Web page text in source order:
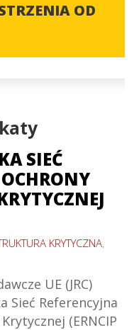
OD
SIEĆ
KRYTYCZNA,
UE (JRC)
Sieć Referencyjna
(ERNCIP